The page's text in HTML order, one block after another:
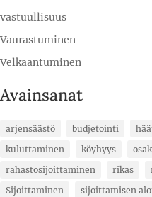
vastuullisuus
Vaurastuminen
Velkaantuminen
Avainsanat
arjensäästö budjetointi
kuluttaminen
köyhyys
rahastosijoittaminen
rikas
Sijoittaminen
sijoittamisen